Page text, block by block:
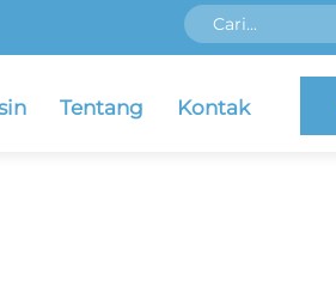
Tentang Kontak